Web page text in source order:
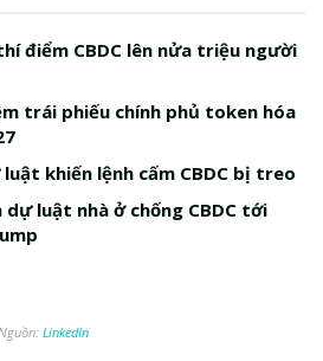
điểm CBDC lên nửa triệu người
trái phiếu chính phủ token hóa
khiến lệnh cấm CBDC bị treo
dự luật nhà ở chống CBDC tới
LinkedIn